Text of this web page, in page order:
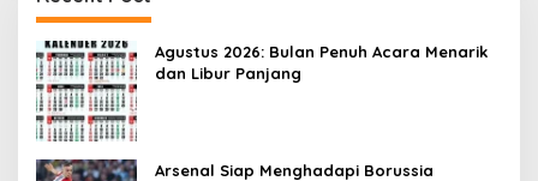
Agustus 2026: Bulan Penuh Acara Menarik
dan Libur Panjang
Arsenal Siap Menghadapi Borussia